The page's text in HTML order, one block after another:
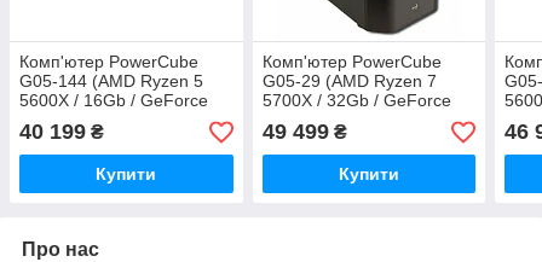
Комп'ютер PowerCube
G05-144 (AMD Ryzen 5
5600X / 16Gb / GeForce
RTX 4060 8Gb / SSD
512Gb / 500W / USB 3.2)
40 199 ₴
Купити
Комп'ютер PowerCube
G05-29 (AMD Ryzen 7
5700X / 32Gb / GeForce
RTX 4060 8Gb / SSD 1Tb /
500W / USB 3.2)
49 499₴
Купити
/46
Про нас